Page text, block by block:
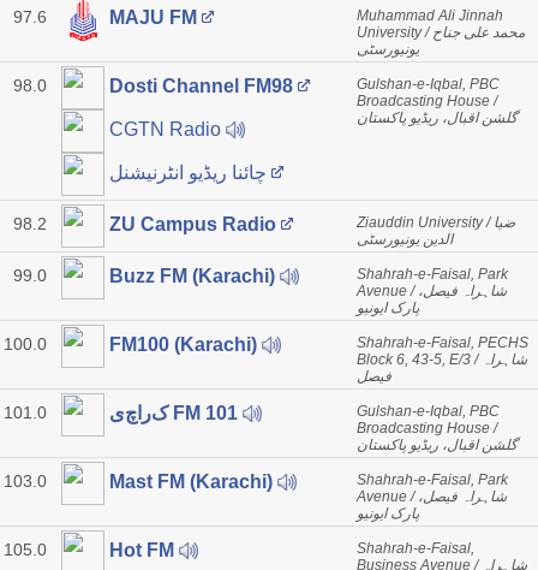
97.6 MAJU FM
Muhammad Ali Jinnah
University / محمد علی جناح
یونیورسٹی
98.0 Dosti Channel FM98
CGTN Radio
Gulshan-e-Iqbal, PBC
Broadcasting House /
گلشن اقبال، ریڈیو پاکستان
98.2 ZU Campus Radio
Ziauddin University / ضیا
الدین یونیورسٹی
99.0 Buzz FM (Karachi)
Shahrah-e-Faisal, Park
Avenue / شاہراہ فیصل،
پارک ایونیو
100.0 FM100 (Karachi)
Shahrah-e-Faisal, PECHS
Block 6, 43-5, E/3 / شاہراہ
فیصل
101.0 کراچی FM 101
Gulshan-e-Iqbal, PBC
Broadcasting House /
گلشن اقبال، ریڈیو پاکستان
103.0 Mast FM (Karachi)
Shahrah-e-Faisal, Park
Avenue / شاہراہ فیصل،
پارک ایونیو
105.0 Hot FM
Shahrah-e-Faisal,
Business Avenue / شاہراہ